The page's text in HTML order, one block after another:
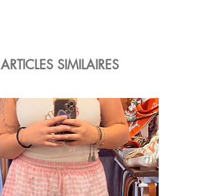
ARTICLES SIMILAIRES